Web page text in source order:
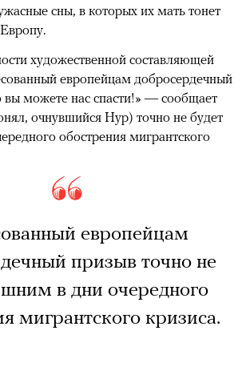
сны, в которых их мать тонет
художественной составляющей
европейцам добросердечный
вы можете нас спасти!» — сообщает
очнувшийся Нур) точно не будет
обострения мигрантского
европейцам
призыв точно не
в дни очередного
мигрантского кризиса.